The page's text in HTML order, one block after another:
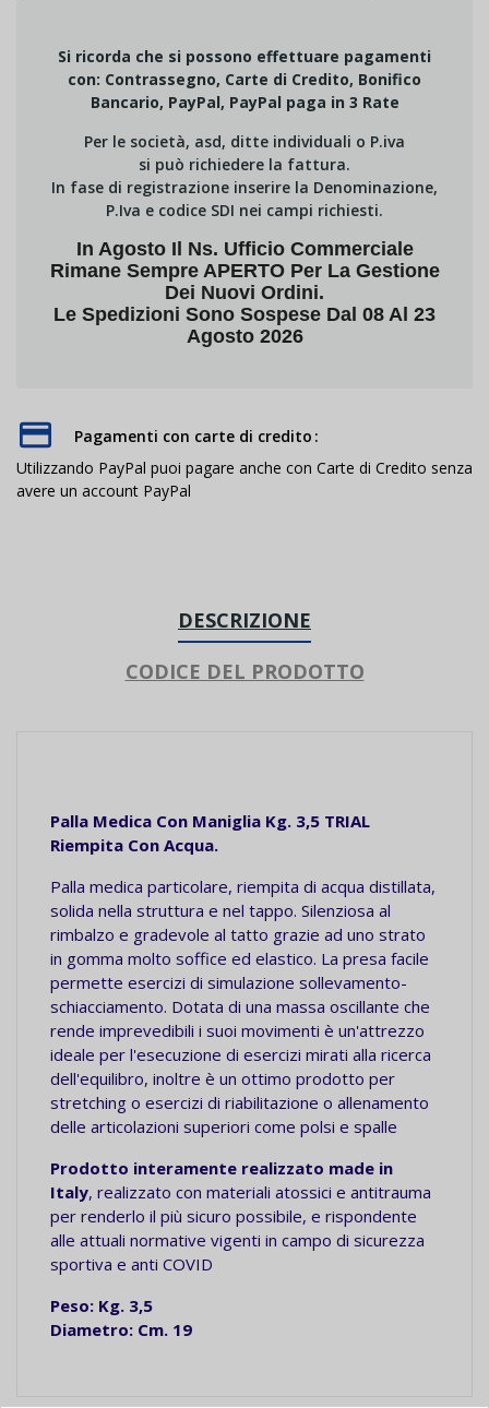
Si ricorda che si possono effettuare pagamenti
con: Contrassegno, Carte di Credito, Bonifico
Bancario, PayPal, PayPal paga in 3 Rate
Per le società, asd, ditte individuali o P.iva
si può richiedere la fattura.
In fase di registrazione inserire la Denominazione,
P.Iva e codice SDI nei campi richiesti.
In Agosto Il Ns. Ufficio Commerciale
Rimane Sempre APERTO Per La Gestione
Dei Nuovi Ordini.
Le Spedizioni Sono Sospese Dal 08 Al 23
Agosto 2026
Pagamenti con carte di credito
Utilizzando PayPal puoi pagare anche con Carte di Credito senza
avere un account PayPal
DESCRIZIONE
CODICE DEL PRODOTTO
Palla Medica Con Maniglia Kg. 3,5 TRIAL
Riempita Con Acqua.
Palla medica particolare, riempita di acqua distillata,
solida nella struttura e nel tappo. Silenziosa al
rimbalzo e gradevole al tatto grazie ad uno strato
in gomma molto soffice ed elastico. La presa facile
permette esercizi di simulazione sollevamento-
schiacciamento. Dotata di una massa oscillante che
rende imprevedibili i suoi movimenti è un'attrezzo
ideale per l'esecuzione di esercizi mirati alla ricerca
dell'equilibro, inoltre è un ottimo prodotto per
stretching o esercizi di riabilitazione o allenamento
delle articolazioni superiori come polsi e spalle
Prodotto interamente realizzato made in
Italy, realizzato con materiali atossici e antitrauma
per renderlo il più sicuro possibile, e rispondente
alle attuali normative vigenti in campo di sicurezza
sportiva e anti COVID
Peso: Kg. 3,5
Diametro: Cm. 19